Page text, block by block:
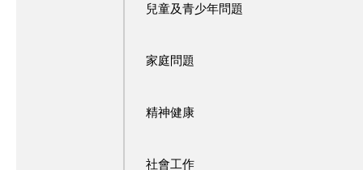
兒童及青少年問題
家庭問題
精神健康
社會工作